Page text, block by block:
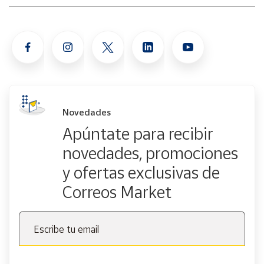
la posible presencia de piezas pequeñas.
Novedades
Apúntate para recibir
novedades, promociones
y ofertas exclusivas de
Correos Market
Escribe tu email